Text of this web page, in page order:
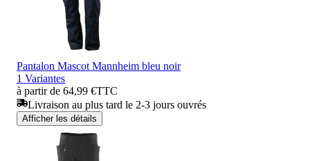
Pantalon Mascot Mannheim bleu noir
1 Variantes
à partir de 64,99 €TTC
Livraison au plus tard le 2-3 jours ouvrés
Afficher les détails